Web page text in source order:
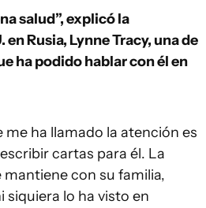
salud”, explicó la
en Rusia, Lynne Tracy, una de
ha podido hablar con él en
me ha llamado la atención es
cartas para él. La
con su familia,
siquiera lo ha visto en